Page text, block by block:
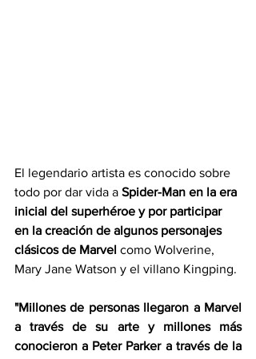
El legendario artista es conocido sobre
todo por dar vida a Spider-Man en la era
inicial del superhéroe y por participar
en la creación de algunos personajes
clásicos de Marvel como Wolverine,
Mary Jane Watson y el villano Kingping.
"Millones de personas llegaron a Marvel
a través de su arte y millones más
conocieron a Peter Parker a través de la